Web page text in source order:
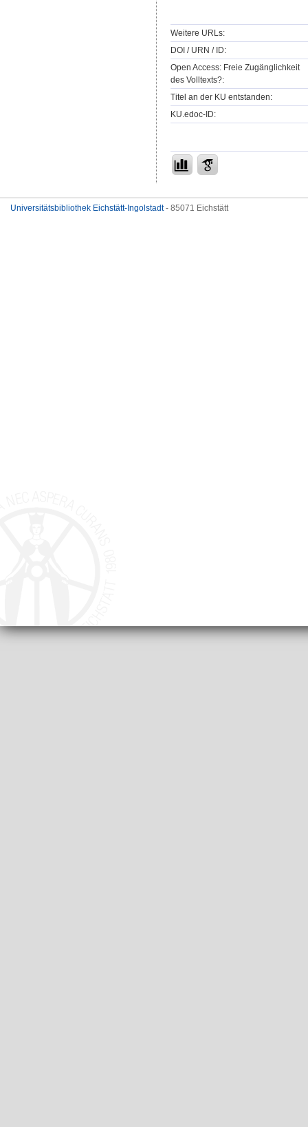
Weitere URLs:
DOI / URN / ID:
Open Access: Freie Zugänglichkeit
des Volltexts?:
Titel an der KU entstanden:
KU.edoc-ID:
Universitätsbibliothek Eichstätt-Ingolstadt- 85071 Eichstätt